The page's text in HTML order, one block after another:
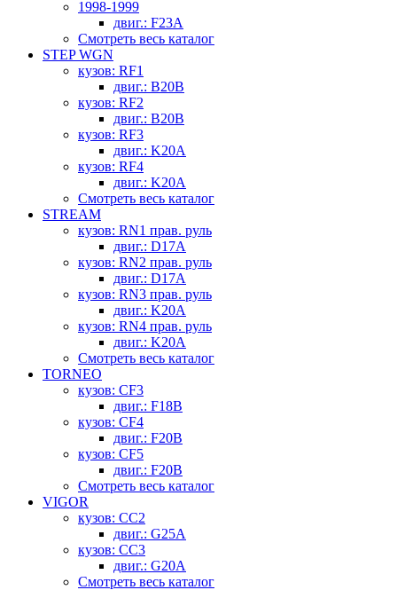
1998-1999
двиг.: F23A
Смотреть весь каталог
STEP WGN
кузов: RF1
двиг.: B20B
кузов: RF2
двиг.: B20B
кузов: RF3
двиг.: K20A
кузов: RF4
двиг.: K20A
Смотреть весь каталог
STREAM
кузов: RN1 прав. руль
двиг.: D17A
кузов: RN2 прав. руль
двиг.: D17A
кузов: RN3 прав. руль
двиг.: K20A
кузов: RN4 прав. руль
двиг.: K20A
Смотреть весь каталог
TORNEO
кузов: CF3
двиг.: F18B
кузов: CF4
двиг.: F20B
кузов: CF5
двиг.: F20B
Смотреть весь каталог
VIGOR
кузов: CC2
двиг.: G25A
кузов: CC3
двиг.: G20A
Смотреть весь каталог